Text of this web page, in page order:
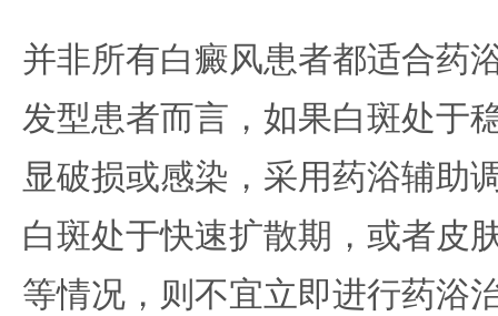
并非所有白癜风患者都适合药
发型患者而言，如果白斑处于
显破损或感染，采用药浴辅助
白斑处于快速扩散期，或者皮
等情况，则不宜立即进行药浴